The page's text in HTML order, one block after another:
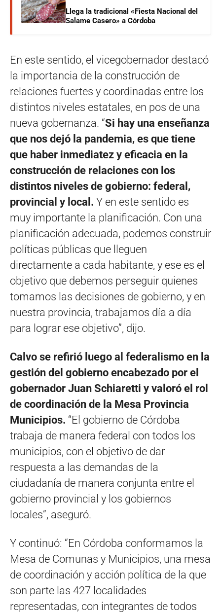
Llega la tradicional «Fiesta Nacional del
Salame Casero» a Córdoba
En este sentido, el vicegobernador destacó
la importancia de la construcción de
relaciones fuertes y coordinadas entre los
distintos niveles estatales, en pos de una
nueva gobernanza. “Si hay una enseñanza
que nos dejó la pandemia, es que tiene
que haber inmediatez y eficacia en la
construcción de relaciones con los
distintos niveles de gobierno: federal,
provincial y local. Y en este sentido es
muy importante la planificación. Con una
planificación adecuada, podemos construir
políticas públicas que lleguen
directamente a cada habitante, y ese es el
objetivo que debemos perseguir quienes
tomamos las decisiones de gobierno, y en
nuestra provincia, trabajamos día a día
para lograr ese objetivo”, dijo.
Calvo se refirió luego al federalismo en la
gestión del gobierno encabezado por el
gobernador Juan Schiaretti y valoró el rol
de coordinación de la Mesa Provincia
Municipios. “El gobierno de Córdoba
trabaja de manera federal con todos los
municipios, con el objetivo de dar
respuesta a las demandas de la
ciudadanía de manera conjunta entre el
gobierno provincial y los gobiernos
locales”, aseguró.
Y continuó: “En Córdoba conformamos la
Mesa de Comunas y Municipios, una mesa
de coordinación y acción política de la que
son parte las 427 localidades
representadas, con integrantes de todos